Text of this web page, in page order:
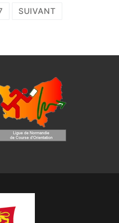
SUIVANT